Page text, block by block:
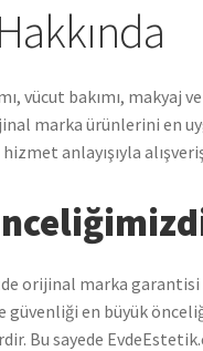
vücut bakımı,
marka ürünlerini
anlayışıyla
orijinal marka
ve güvenliği en büyük
Bu sayede